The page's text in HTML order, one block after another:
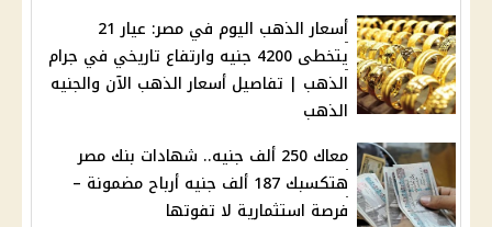
أسعار الذهب اليوم في مصر: عيار 21
يتخطى 4200 جنيه وارتفاع تاريخي في جرام
الذهب | تفاصيل أسعار الذهب الآن والجنيه
الذهب
معاك 250 ألف جنيه.. شهادات بنك مصر
هتكسبك 187 ألف جنيه أرباح مضمونة –
فرصة استثمارية لا تفوتها